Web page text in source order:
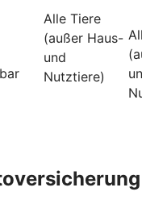
Alle Tiere
(außer Haus-
und
Nutztiere)